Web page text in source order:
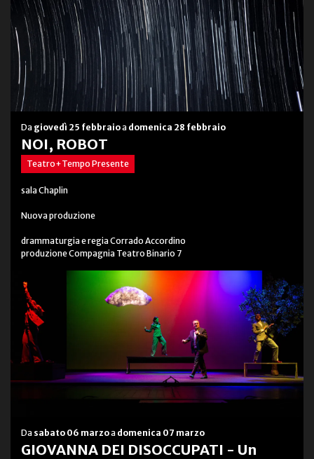
Da giovedì 25 febbraioa domenica 28 febbraio
NOI, ROBOT
Teatro+Tempo Presente
sala Chaplin
Nuova produzione
drammaturgia e regia Corrado Accordino
produzione Compagnia Teatro Binario 7
Da sabato 06 marzoa domenica 07 marzo
GIOVANNA DEI DISOCCUPATI - Un